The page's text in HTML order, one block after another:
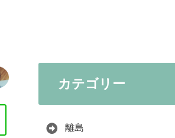
カテゴリー
離島